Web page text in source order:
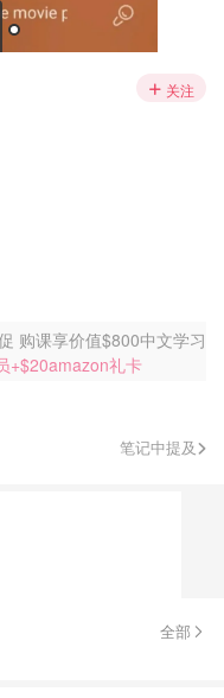
关注
购课享价值$800中文学习
+$20amazon礼卡
笔记中提及
全部